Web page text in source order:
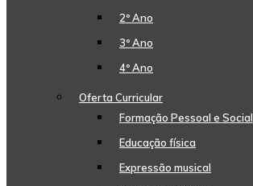
2º Ano
3º Ano
4º Ano
Oferta Curricular
Formação Pessoal e Social
Educação física
Expressão musical